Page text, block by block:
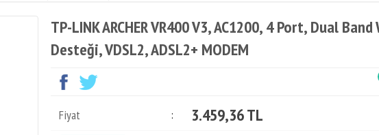
TP-LINK ARCHER VR400 V3, AC1200, 4 Port, Dual
Desteği, VDSL2, ADSL2+ MODEM
Fiyat : 3.459,36 TL